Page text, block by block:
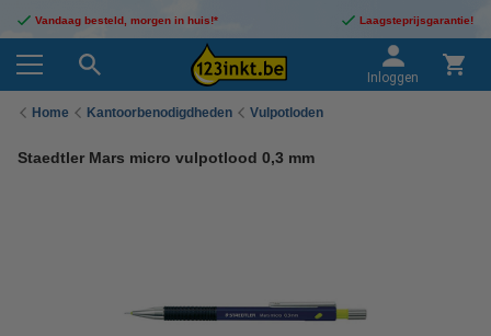
Vandaag besteld, morgen in huis!* Laagsteprijsgarantie!
Inloggen
Home Kantoorbenodigdheden Vulpotloden
Staedtler Mars micro vulpotlood 0,3 mm